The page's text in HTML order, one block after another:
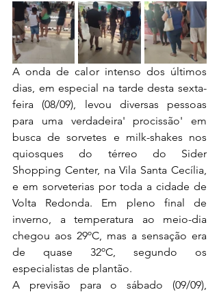
A onda de calor intenso dos últimos
dias, em especial na tarde desta sexta-
feira (08/09), levou diversas pessoas
para uma verdadeira' procissão' em
busca de sorvetes e milk-shakes nos
quiosques do térreo do Sider
Shopping Center, na Vila Santa Cecília,
e em sorveterias por toda a cidade de
Volta Redonda. Em pleno final de
inverno, a temperatura ao meio-dia
chegou aos 29ºC, mas a sensação era
de quase 32ºC, segundo os
especialistas de plantão.
A previsão para o sábado (09/09),